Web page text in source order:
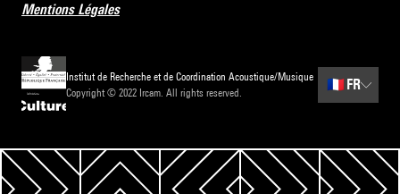
Mentions Légales
Institut de Recherche et de Coordination Acoustique/Musique
Copyright © 2022 Ircam. All rights reserved.
🇫🇷 FR